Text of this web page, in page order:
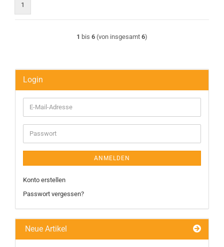
1
1 bis 6 (von insgesamt 6)
Login
E-
Mail-
Adresse
Passwort
ANMELDEN
Konto erstellen
Passwort vergessen?
Neue Artikel